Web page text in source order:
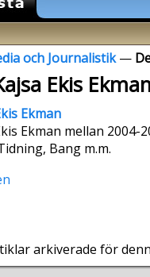
och Journalistik—
Ekis
Ekman
Ekman mellan
Bang m.m.
arkiverade för